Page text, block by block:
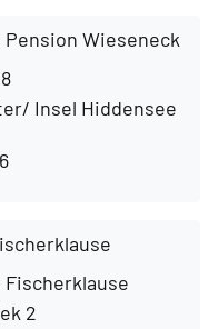
Wieseneck
Insel Hiddensee
2